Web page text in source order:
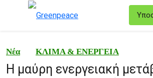
Νέα ΚΛΙΜΑ & ΕΝΕΡΓΕΙΑ
Η μαύρη ενεργειακή